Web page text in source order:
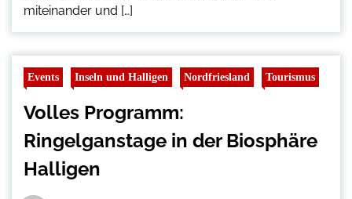
miteinander und […]
Events Inseln und Halligen Nordfriesland Tourismus
Volles Programm:
Ringelganstage in der Biosphäre
Halligen